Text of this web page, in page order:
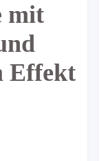
mit
Effekt